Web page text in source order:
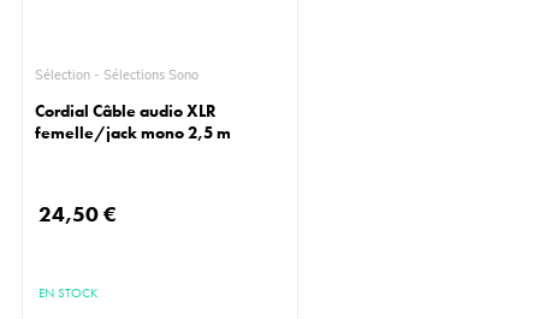
Sélection - Sélections Sono
Cordial Câble audio XLR
femelle/jack mono 2,5 m
24,50 €
EN STOCK